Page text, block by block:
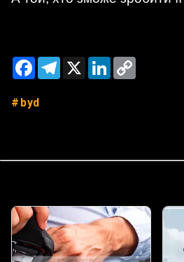
FacebookTelegram
X LinkedIn
byd